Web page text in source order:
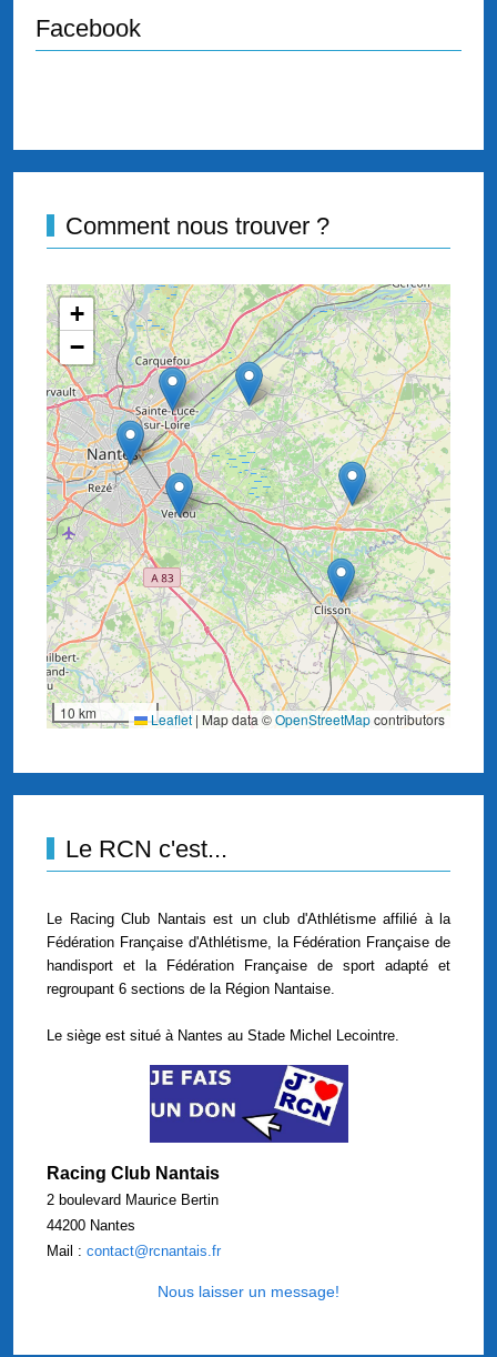
Facebook
Comment nous trouver ?
+
−
10 km Leaflet | Map data ©OpenStreetMapcontributors
Le RCN c'est...
Le Racing Club Nantais est un club d'Athlétisme affilié à la
Fédération Française d'Athlétisme, la Fédération Française de
handisport et la Fédération Française de sport adapté et
regroupant 6 sections de la Région Nantaise.
Le siège est situé à Nantes au Stade Michel Lecointre.
Racing Club Nantais
2 boulevard Maurice Bertin
44200 Nantes
Mail : contact@rcnantais.fr
Nous laisser un message!